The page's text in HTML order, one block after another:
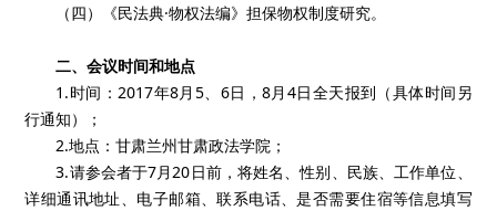
（四）《民法典·物权法编》担保物权制度研究。
二、会议时间和地点
1.时间：2017年8月5、6日，8月4日全天报到（具体时间另
行通知）；
2.地点：甘肃兰州甘肃政法学院；
3.请参会者于7月20日前，将姓名、性别、民族、工作单位、
详细通讯地址、电子邮箱、联系电话、是否需要住宿等信息填写